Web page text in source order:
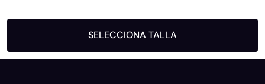
SELECCIONA TALLA